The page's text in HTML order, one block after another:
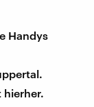
Handys
hierher.